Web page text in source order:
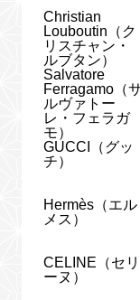
Christian
Louboutin（ク
リスチャン・
ルブタン）
Salvatore
Ferragamo（
ルヴァトー
レ・フェラガ
モ）
GUCCI（グッ
チ）
Hermès（エル
メス）
CELINE（セリ
ーヌ）